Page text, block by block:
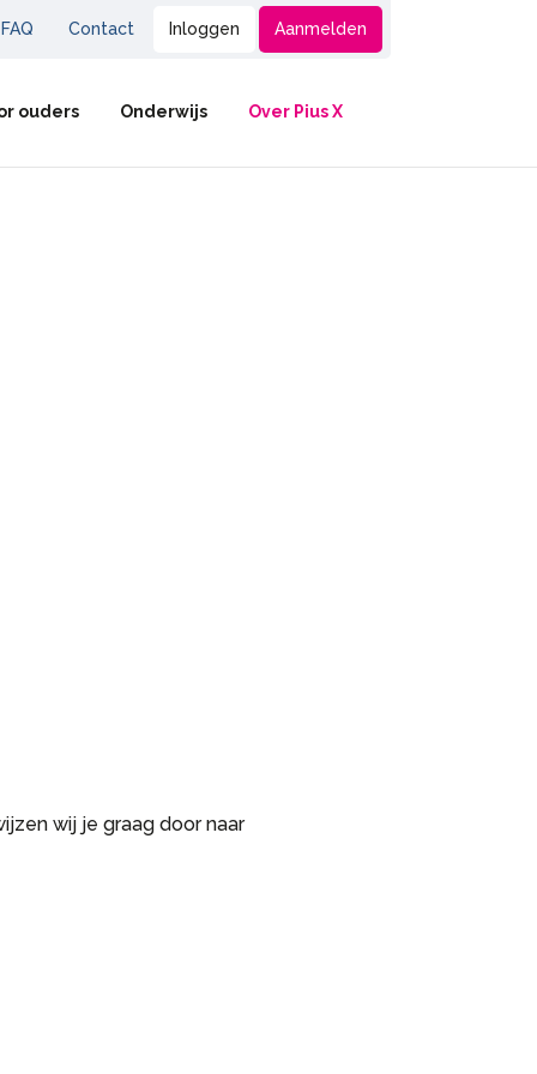
FAQ Contact Inloggen Aanmelden
ouders Onderwijs Over Pius X
wij je graag door naar